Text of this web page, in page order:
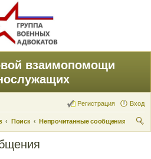
взаимопомощи
Вход
Регистрация
Поиск
Непрочитанные сообщения